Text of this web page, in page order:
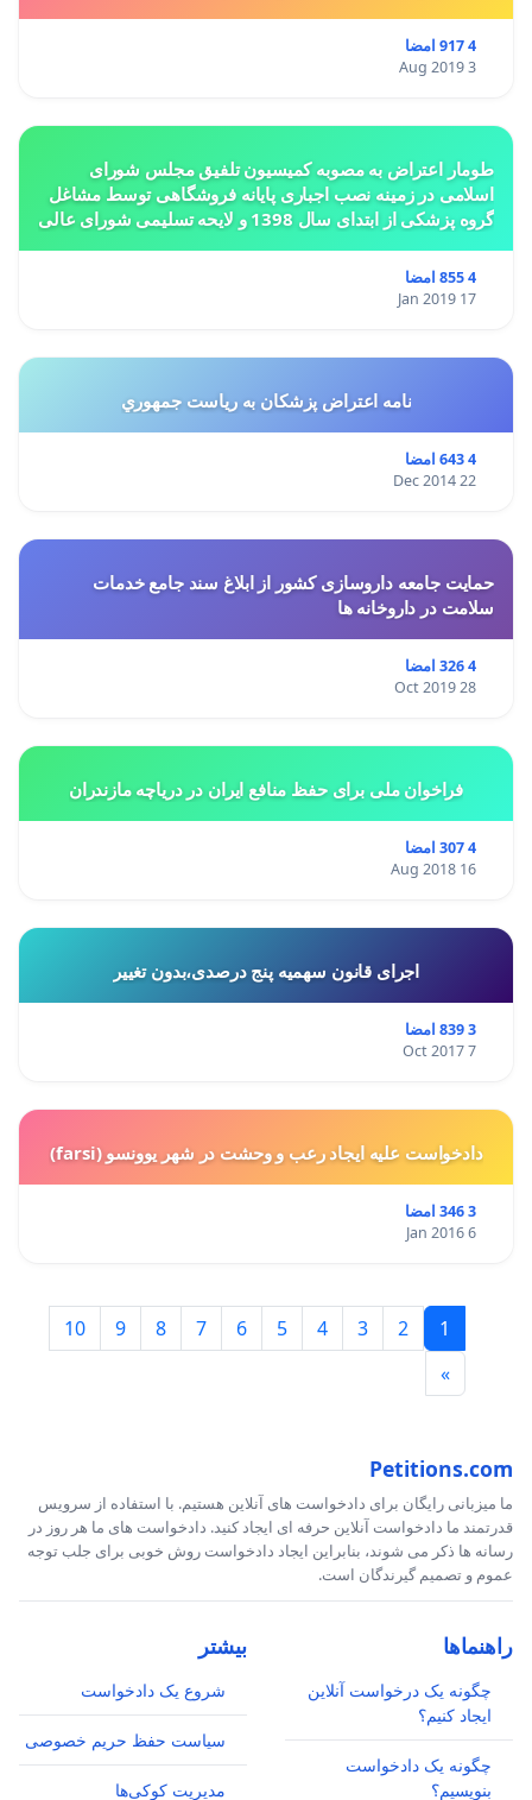
4 917 امضا
3 Aug 2019
طومار اعتراض به مصوبه کمیسیون تلفیق مجلس شورای
اسلامی در زمینه نصب اجباری پایانه فروشگاهی توسط مشاغل
گروه پزشکی از ابتدای سال 1398 و لایحه تسلیمی شورای عالی
4 855 امضا
17 Jan 2019
نامه اعتراض پزشكان به رياست جمهوري
4 643 امضا
22 Dec 2014
حمایت جامعه داروسازی کشور از ابلاغ سند جامع خدمات
سلامت در داروخانه ها
4 326 امضا
28 Oct 2019
فراخوان ملی برای حفظ منافع ایران در دریاچه مازندران
4 307 امضا
16 Aug 2018
اجرای قانون سهمیه پنج درصدی،بدون تغییر
3 839 امضا
7 Oct 2017
دادخواست علیه ایجاد رعب و وحشت در شهر یوونسو (farsi)
3 346 امضا
6 Jan 2016
1
2
3
4
5
6
7
8
9
10
»
Petitions.com
ما میزبانی رایگان برای دادخواست های آنلاین هستیم. با استفاده از سرویس
قدرتمند ما دادخواست آنلاین حرفه ای ایجاد کنید. دادخواست های ما هر روز در
رسانه ها ذکر می شوند، بنابراین ایجاد دادخواست روش خوبی برای جلب توجه
عموم و تصمیم گیرندگان است.
راهنماها
چگونه یک درخواست آنلاین
ایجاد کنیم؟
چگونه یک دادخواست
بنویسیم؟
بیشتر
شروع یک دادخواست
سیاست حفظ حریم خصوصی
مدیریت کوکی‌ها